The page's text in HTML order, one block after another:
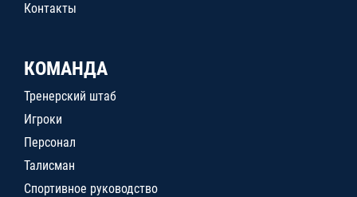
Контакты
КОМАНДА
Тренерский штаб
Игроки
Персонал
Талисман
Спортивное руководство